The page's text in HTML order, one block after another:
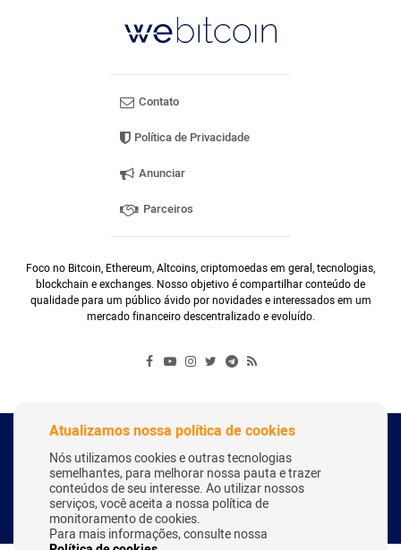
Contato
Política de Privacidade
Anunciar
Parceiros
Foco no Bitcoin, Ethereum, Altcoins, criptomoedas em geral, tecnologias,
blockchain e exchanges. Nosso objetivo é compartilhar conteúdo de
qualidade para um público ávido por novidades e interessados em um
mercado financeiro descentralizado e evoluído.
Copyright Webitcoin 2018 - Todos os Direitos Reservados
Desenvolvido por: Herick Correa
Atualizamos nossa política de cookies
Nós utilizamos cookies e outras tecnologias
semelhantes, para melhorar nossa pauta e trazer
conteúdos de seu interesse. Ao utilizar nossos
serviços, você aceita a nossa política de
monitoramento de cookies.
Para mais informações, consulte nossa